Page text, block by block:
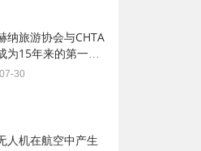
纳旅游协会与CHTA
为15年来的第一个
地30
人机在航空中产生